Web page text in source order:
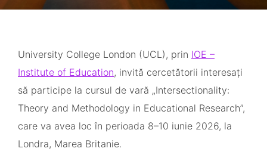
University College London (UCL), prin IOE –
Institute of Education, invită cercetătorii interesați
să participe la cursul de vară „Intersectionality:
Theory and Methodology in Educational Research”,
care va avea loc în perioada 8–10 iunie 2026, la
Londra, Marea Britanie.